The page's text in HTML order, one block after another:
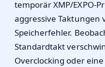
temporär XMP/EXPO-
aggressive Taktungen
Speicherfehler.
Standardtakt
Overclocking oder